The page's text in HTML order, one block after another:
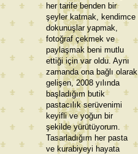
her tarife benden bir
şeyler katmak, kendimce
dokunuşlar yapmak,
fotoğraf çekmek ve
paylaşmak beni mutlu
ettiği için var oldu. Aynı
zamanda ona bağlı olarak
gelişen, 2008 yılında
başladığım butik
pastacılık serüvenimi
keyifli ve yoğun bir
şekilde yürütüyorum.
Tasarladığım her pasta
ve kurabiyeyi hayata